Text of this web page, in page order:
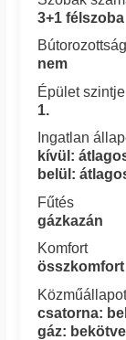
3+1 félszoba
Bútorozottság
nem
Épület szintje
1.
Ingatlan
kívül:
belül:
Fűtés
gázkazán
Komfort
összkomfort
csatorna:
gáz: bekötve